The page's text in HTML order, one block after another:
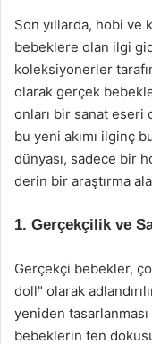
Son yıllarda, hobi ve
bebeklere olan ilgi
koleksiyonerler
olarak gerçek
onları bir sanat eseri
bu yeni akımı ilginç
dünyası, sadece bir
derin bir araştırma
1. Gerçekçilik ve
Gerçekçi bebekler,
doll" olarak
yeniden
bebeklerin ten